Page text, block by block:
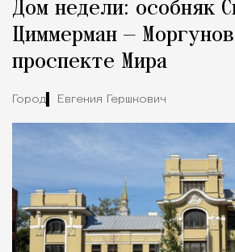
Город
Дом недели: особняк
Циммерман —
проспекте Мира
Город Евгения Гершкович